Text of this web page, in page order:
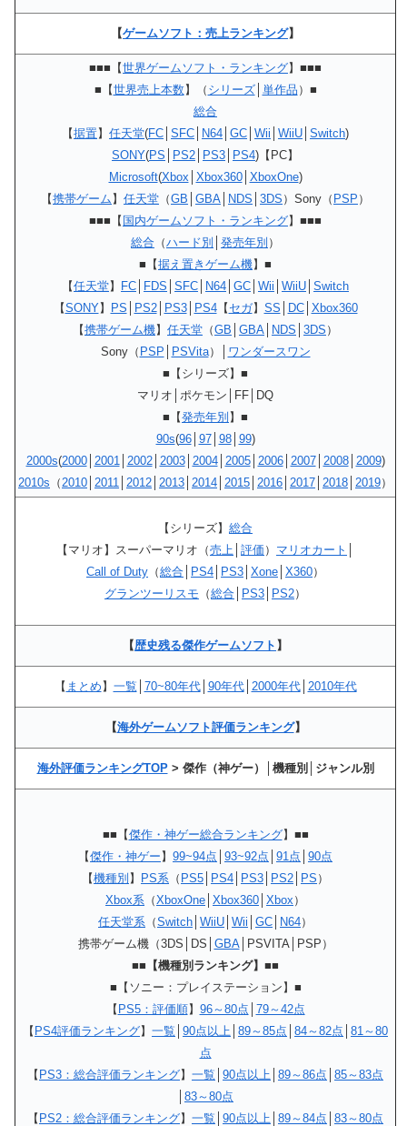
【ゲームソフト：売上ランキング】
■■■【世界ゲームソフト・ランキング】■■■
■【世界売上本数】（ シリーズ│ 単作品 ）■
総合
【据置】 任天堂(FC SFC N64 GC Wii WiiU Switch)
SONY(PS PS2 PS3 PS4)【PC】
Microsoft(Xbox Xbox360│ XboxOne)
【携帯ゲーム 】 任天堂 （GB GBA NDS 3DS ）Sony（ PSP ）
■■■【 国内ゲームソフト・ランキング】■■■
総合 （ハード別 発売年別 ）
■【据え置きゲーム機】■
【任天堂】 FC FDS SFC N64 GC Wii WiiU Switch
【SONY】 PS PS2│ PS3│ PS4【 セガ】 SS DC│ Xbox360
【携帯ゲーム機】 任天堂 （GB GBA NDS 3DS ）
Sony（ PSP PSVita）│ ワンダースワン
■【シリーズ】■
マリオ│ポケモン│FF│DQ
■【発売年別 】■
90s(96│ 97│ 98│ 99)
2000s(2000│ 2001│ 2002│ 2003│ 2004│ 2005│ 2006│ 2007│ 2008│ 2009)
2010s （2010 2011 2012 2013 2014 2015 2016 2017 2018 2019）
【シリーズ】 総合
【マリオ】スーパーマリオ（売上 評価 ） マリオカート
Call of Duty （総合 PS4 PS3 Xone X360）
グランツーリスモ （総合 PS3 PS2）
【歴史残る傑作ゲームソフト 】
【 まとめ 】 一覧 70~80年代│ 90年代│ 2000年代│ 2010年代
【海外ゲームソフト評価ランキング】
海外評価ランキングTOP> 傑作（神ゲー）│機種別│ジャンル別
■■【傑作・神ゲー総合ランキング】■■
【傑作・神ゲー 】 99~94点 93~92点 91点 90点
【機種別 】 PS系 （ PS5 PS4 PS3 PS2 PS ）
Xbox系 （XboxOne Xbox360 Xbox ）
任天堂系 （Switch WiiU Wii GC N64）
携帯ゲーム機（3DS│DS│ GBA│PSVITA│PSP）
■■【機種別ランキング】■■
■【ソニー：プレイステーション】■
【 PS5：評価順】 96～80点 79～42点
【 PS4評価ランキング】 一覧 90点以上 89～85点 84～82点 81～80
点
【 PS3：総合評価ランキング】 一覧 90点以上 89～86点 85～83点
83～80点
【 PS2：総合評価ランキング】 一覧 90点以上 89～84点 83～80点